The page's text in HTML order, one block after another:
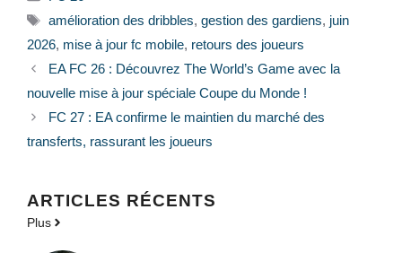
Étiquettes
amélioration des dribbles, gestion des gardiens, juin
2026, mise à jour fc mobile, retours des joueurs
EA FC 26 : Découvrez The World’s Game avec la
nouvelle mise à jour spéciale Coupe du Monde !
FC 27 : EA confirme le maintien du marché des
transferts, rassurant les joueurs
ARTICLES RÉCENTS
Plus